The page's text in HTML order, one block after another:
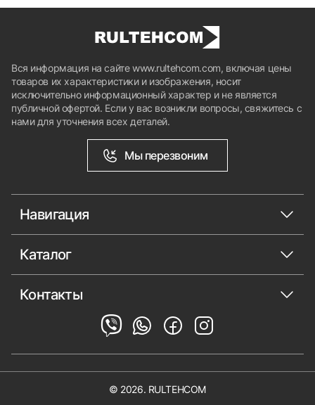
Вся информация на сайте www.rultehcom.com, включая цены
товаров их характеристики и изображения, носит
исключительно информационный характер и не является
публичной офертой. Если у вас возникли вопросы, свяжитесь с
нами для уточнения всех деталей.
Мы перезвоним
Навигация
Каталог
Контакты
© 2026. RULTEHCOM